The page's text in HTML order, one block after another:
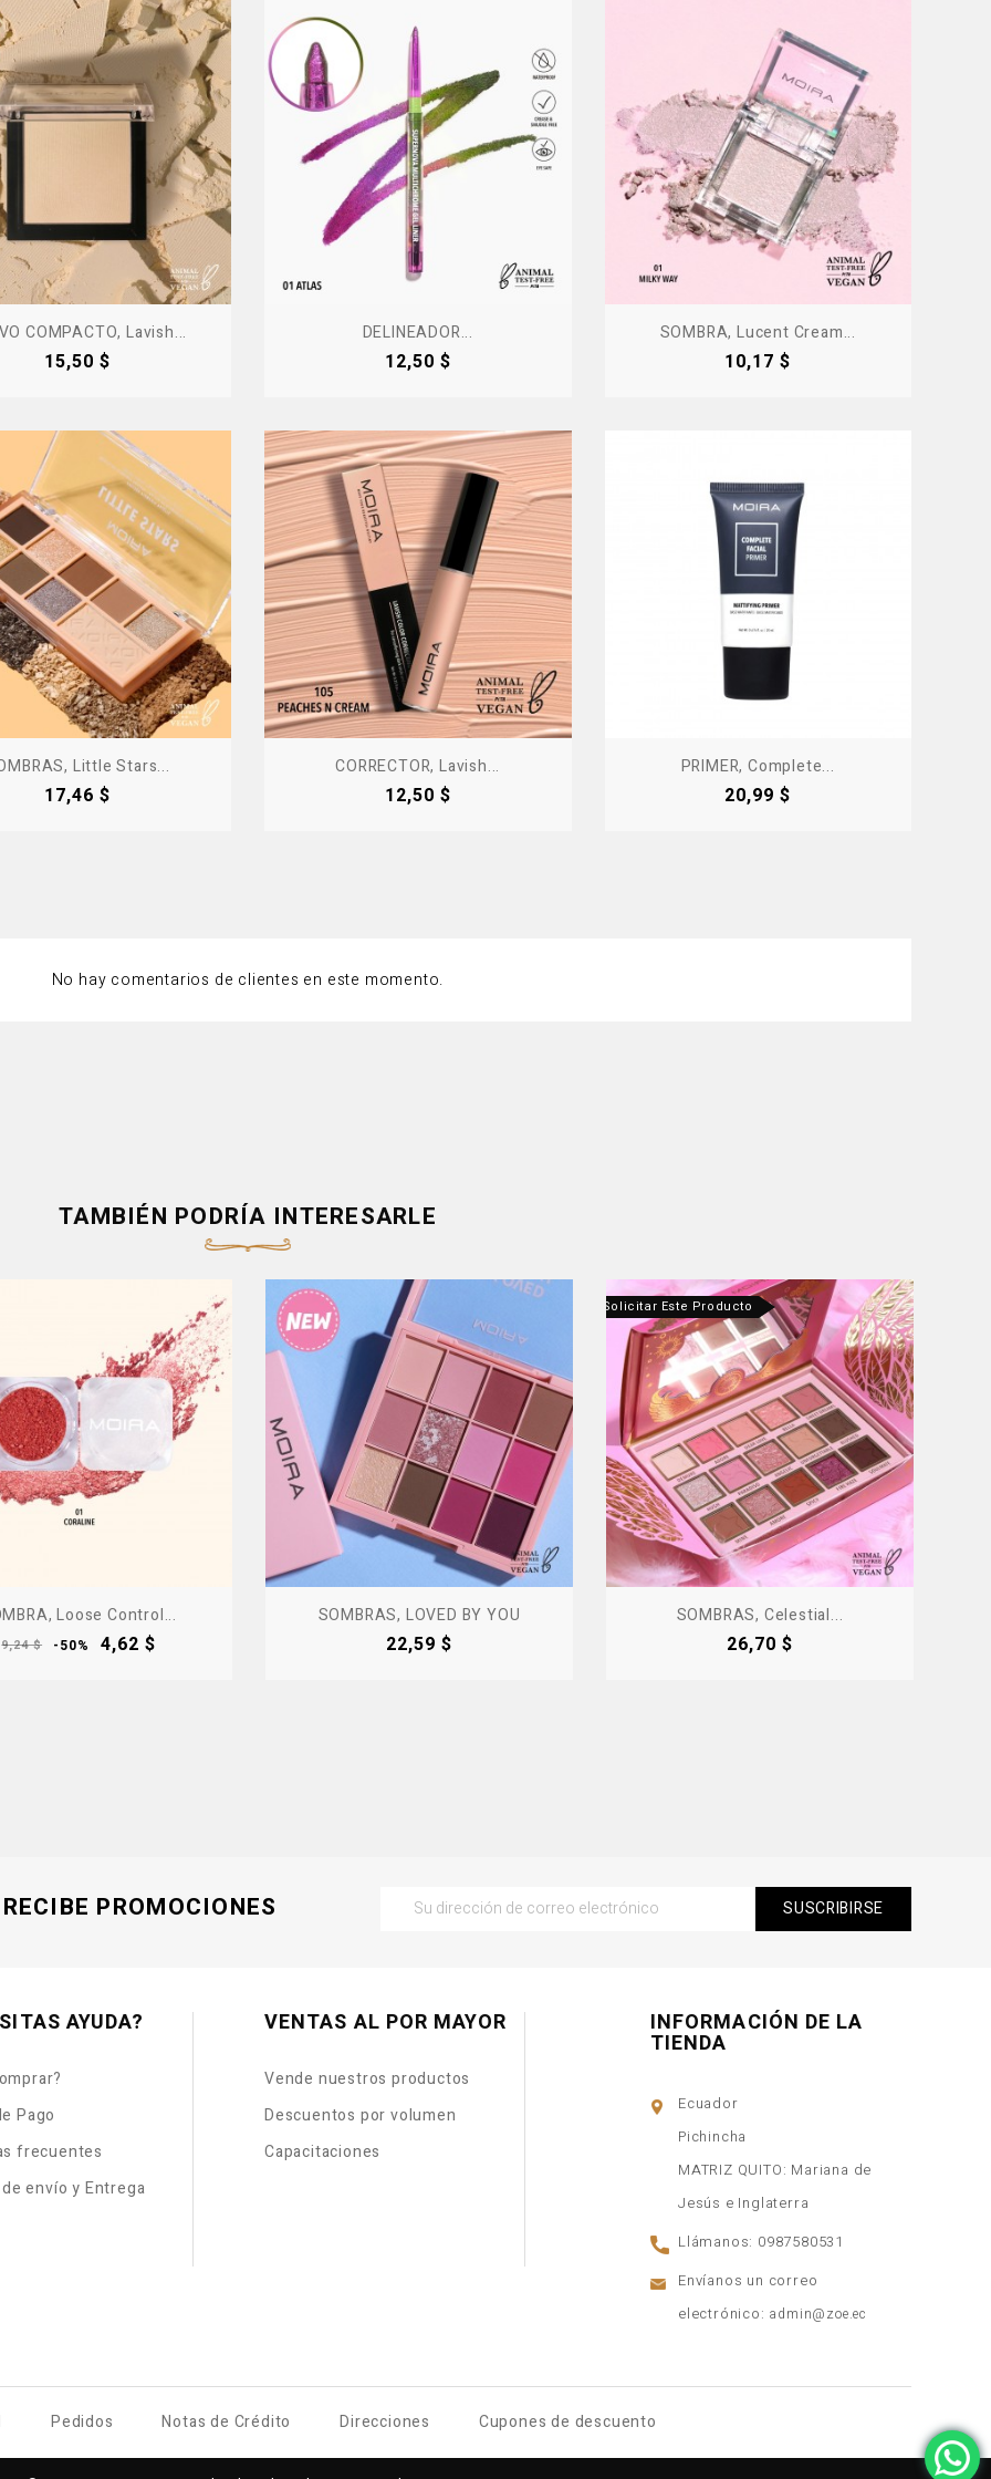
COMPACTO, Lavish...
Precio
15,50 $
DELINEADOR...
Precio
12,50 $
SOMBRA, Lucent Cream...
Precio
10,17 $
Little Stars...
Precio
17,46 $
CORRECTOR, Lavish...
Precio
12,50 $
PRIMER, Complete...
Precio
20,99 $
No hay comentarios de clientes en este momento.
TAMBIÉN PODRÍA INTERESARLE
Loose Control...
Precio
9,24 $ -50% Precio
4,62 $
SOMBRAS, LOVED BY YOU
Precio
22,59 $
Producto Fuera De Stock - Contáctanos Para Solicitar Este Producto
SOMBRAS, Celestial...
Precio
26,70 $
RECIBE PROMOCIONES
AYUDA?
Pago
frecuentes
envío y Entrega
VENTAS AL POR MAYOR
Vende nuestros productos
Descuentos por volumen
Capacitaciones
INFORMACIÓN DE LA
TIENDA
Ecuador
Pichincha
MATRIZ QUITO: Mariana de
Jesús e Inglaterra
Llámanos: 0987580531
Envíanos un correo
electrónico: admin@zoe.ec
Pedidos Notas de Crédito Direcciones Cupones de descuento